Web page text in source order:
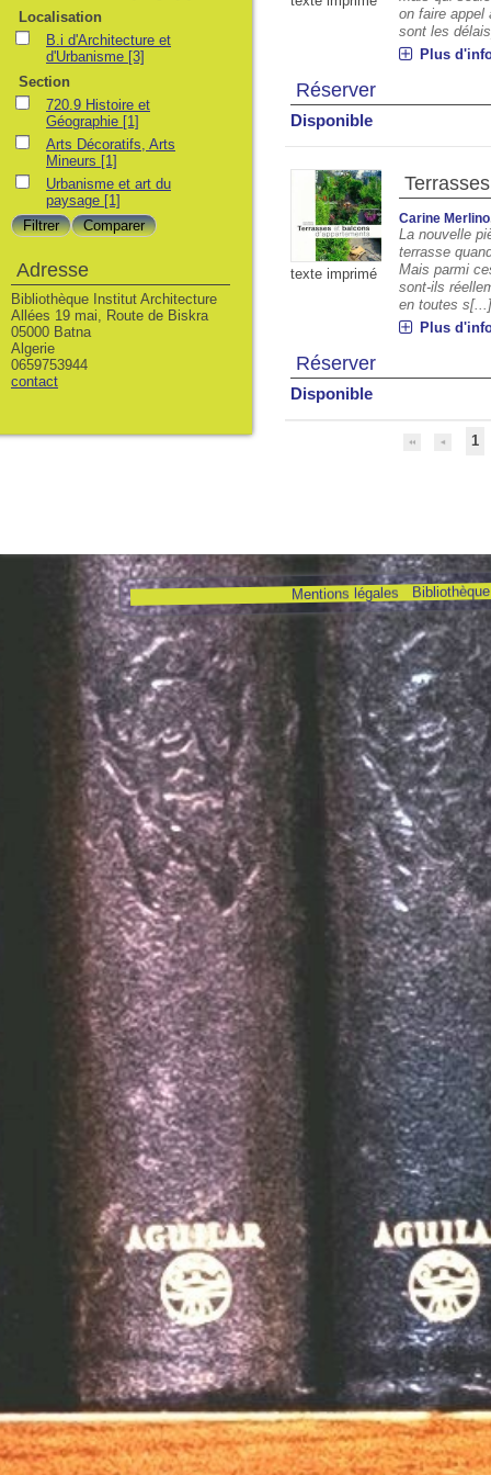
on faire appel
sont les
Plus
Réserver
Disponible
texte imprimé
Carine Merlino
La nouvelle
terrasse
Mais parmi
sont-ils
en toutes
Plus
Réserver
Disponible
1
Mentions légales
Localisation
B.i d'Architecture et
d'Urbanisme [3]
Section
720.9 Histoire et
Géographie [1]
Arts Décoratifs, Arts
Mineurs [1]
Urbanisme et art du
paysage [1]
Adresse
Bibliothèque Institut Architecture
Allées 19 mai, Route de Biskra
05000 Batna
Algerie
0659753944
contact